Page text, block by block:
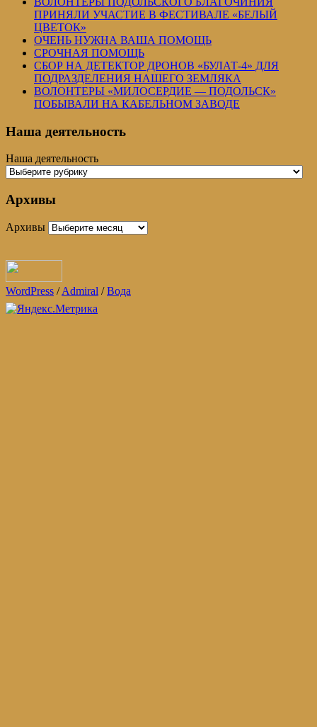
ПРИНЯЛИ УЧАСТИЕ В ФЕСТИВАЛЕ «БЕЛЫЙ
ЦВЕТОК»
ОЧЕНЬ НУЖНА ВАША ПОМОЩЬ
СРОЧНАЯ ПОМОЩЬ
СБОР НА ДЕТЕКТОР ДРОНОВ «БУЛАТ-4» ДЛЯ
ПОДРАЗДЕЛЕНИЯ НАШЕГО ЗЕМЛЯКА
ВОЛОНТЕРЫ «МИЛОСЕРДИЕ — ПОДОЛЬСК»
ПОБЫВАЛИ НА КАБЕЛЬНОМ ЗАВОДЕ
Наша деятельность
Наша деятельность
Архивы
Архивы
WordPress /Admiral /Вода